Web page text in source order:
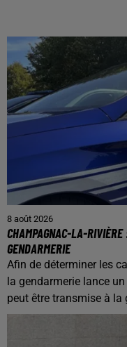
8 août 2026
CHAMPAGNAC-LA-
GENDARMERIE
Afin de déterminer les
la gendarmerie lance
peut être transmise à la